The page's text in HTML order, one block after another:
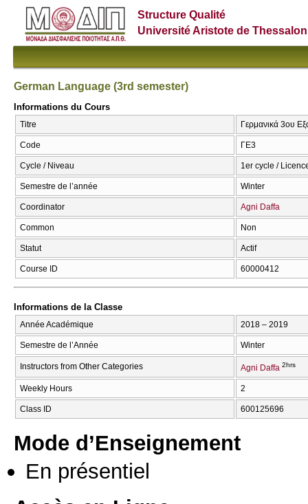
Structure Qualité
Université Aristote de
German Language (3rd semester)
Informations du Cours
Titre Γερμανικά 3ου
Code ΓΕ3
Cycle / Niveau 1er cycle /
Semestre de l’année Winter
Coordinator Agni Daffa
Common Non
Statut Actif
Course ID 60000412
Informations de la Classe
Année Académique 2018 – 2019
Semestre de l’Année Winter
Instructors from Other Categories Agni Daffa 2hrs
Weekly Hours 2
Class ID 600125696
Mode d’Enseignement
En présentiel